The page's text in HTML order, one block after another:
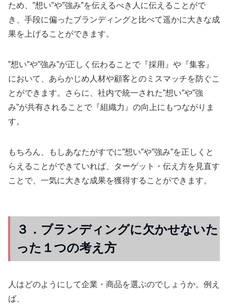
ため、”想い”や”強み”を伝えるべき人に伝えることがで
き、手段に偏ったブランディングと比べて遥かに大きな成
果を上げることができます。
”想い”や”強み”が正しく伝わることで『採用』や『集客』
において、あらかじめ人材や顧客とのミスマッチを防ぐこ
とができます。さらに、社内で統一された”想い”や”強
み”が共有されることで『組織力』の向上にもつながりま
す。
もちろん、もしあなたがすでに”想い”や”強み”を正しくと
らえることができていれば、ターゲット・伝え方を見直す
ことで、一気に大きな成果を獲得することができます。
３．ブランディングに欠かせないた
った１つの考え方
人はどのようにして企業・商品を選ぶのでしょうか。例え
ば、